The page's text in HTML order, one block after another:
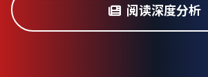
阅读深度分析